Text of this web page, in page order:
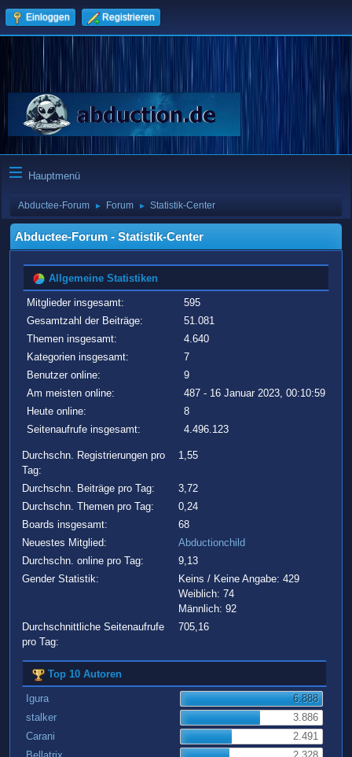
Einloggen Registrieren
Hauptmenü
Abductee-Forum ► Forum ► Statistik-Center
Abductee-Forum - Statistik-Center
Allgemeine Statistiken
Mitglieder insgesamt:
595
Gesamtzahl der Beiträge:
51.081
Themen insgesamt:
4.640
Kategorien insgesamt:
7
Benutzer online:
9
Am meisten online:
487 - 16 Januar 2023, 00:10:59
Heute online:
8
Seitenaufrufe insgesamt:
4.496.123
Durchschn. Registrierungen pro
Tag:
1,55
Durchschn. Beiträge pro Tag:
3,72
Durchschn. Themen pro Tag:
0,24
Boards insgesamt:
68
Neuestes Mitglied:
Abductionchild
Durchschn. online pro Tag:
9,13
Gender Statistik:
Keins / Keine Angabe: 429
Weiblich: 74
Männlich: 92
Durchschnittliche Seitenaufrufe
pro Tag:
705,16
Top 10 Autoren
Igura
6.888
stalker
3.886
Carani
2.491